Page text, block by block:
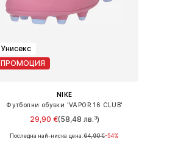
Унисекс
ПРОМОЦИЯ
NIKE
Футболни обувки 'VAPOR 16 CLUB'
29,90 €(58,48 лв.³)
Налични размери: 44
Последна най-ниска цена:64,90 €-54%